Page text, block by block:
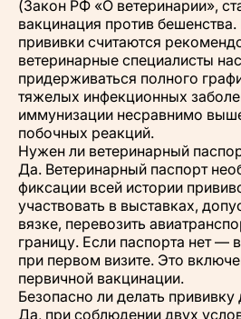
(Закон РФ «О ветеринарии»,
вакцинация против
прививки считаются
ветеринарные специалисты
придерживаться полного
тяжелых инфекционных
иммунизации несравнимо
побочных реакций.
Нужен ли ветеринарный
Да. Ветеринарный паспорт
фиксации всей истории
участвовать в выставках,
вязке, перевозить
границу. Если паспорта нет —
при первом визите. Это
первичной вакцинации.
Безопасно ли делать
Да, при соблюдении двух